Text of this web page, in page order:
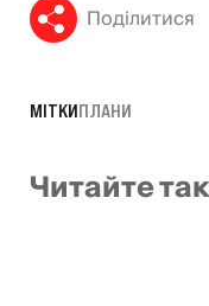
Поділитися
МІТКИПЛАНИ
Читайте